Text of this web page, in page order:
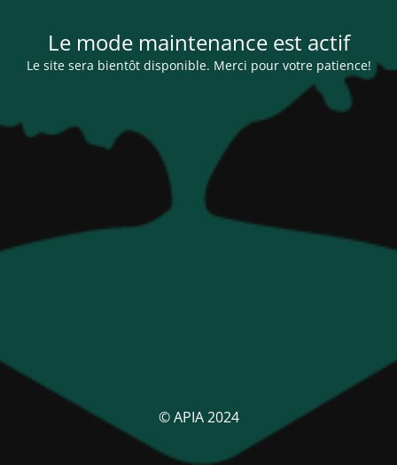
Le mode maintenance est actif
Le site sera bientôt disponible. Merci pour votre patience!
© APIA 2024